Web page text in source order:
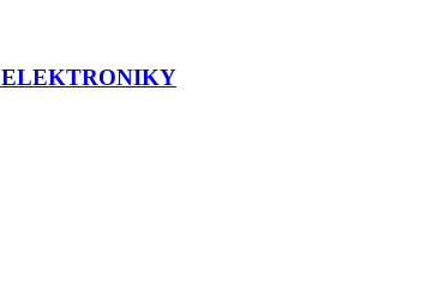
ELEKTRONIKY